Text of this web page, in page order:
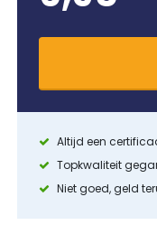
Altijd een
Topkwaliteit
Niet goed, geld